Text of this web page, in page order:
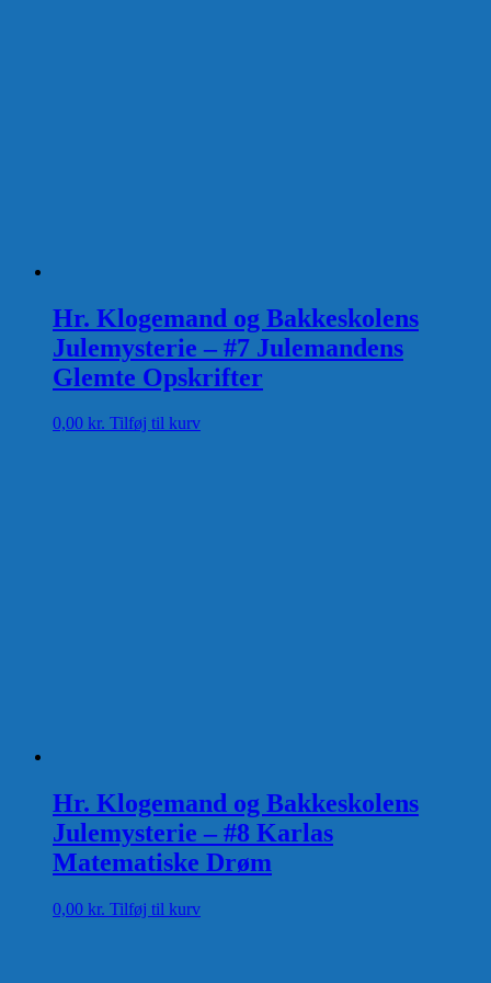
Hr. Klogemand og Bakkeskolens
Julemysterie – #7 Julemandens
Glemte Opskrifter
0,00 kr. Tilføj til kurv
Hr. Klogemand og Bakkeskolens
Julemysterie – #8 Karlas
Matematiske Drøm
0,00 kr. Tilføj til kurv